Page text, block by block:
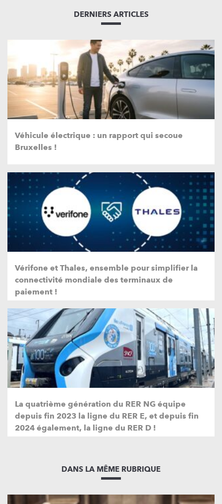
DERNIERS ARTICLES
Véhicule électrique : un rapport qui secoue
Bruxelles !
Vérifone et Thales, ensemble pour simplifier la
connectivité mondiale des terminaux de
paiement !
La quatrième génération du RER NG équipe
depuis fin 2023 la ligne du RER E, et depuis fin
2024 également, la ligne du RER D !
DANS LA MÊME RUBRIQUE